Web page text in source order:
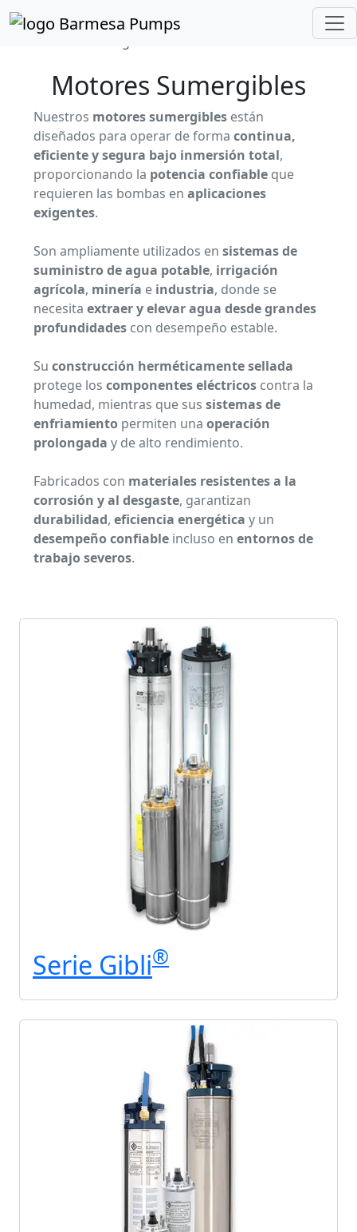
Inicio
Catálogo de Productos
Motores Sumergibles
Nuestros motores sumergiblesestán
diseñados para operar de forma continua,
eficiente y segura bajo inmersión total,
proporcionando la potencia confiableque
requieren las bombas en aplicaciones
exigentes.
Son ampliamente utilizados en sistemas de
suministro de agua potable, irrigación
agrícola, minería e industria, donde se
necesita extraer y elevar agua desde grandes
profundidadescon desempeño estable.
Su construcción herméticamente sellada
protege los componentes eléctricoscontra la
humedad, mientras que sus sistemas de
enfriamientopermiten una operación
prolongada y de alto rendimiento.
Fabricados con materiales resistentes a la
corrosión y al desgaste, garantizan
durabilidad, eficiencia energética y un
desempeño confiableincluso en entornos de
trabajo severos.
Serie Gibli®